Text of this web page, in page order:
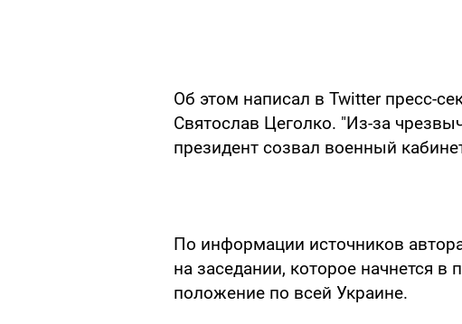
Об этом написал в Twitter пресс-
Святослав Цеголко. "Из-за
президент созвал военный
По информации источников
на заседании, которое начнется в
положение по всей Украине.